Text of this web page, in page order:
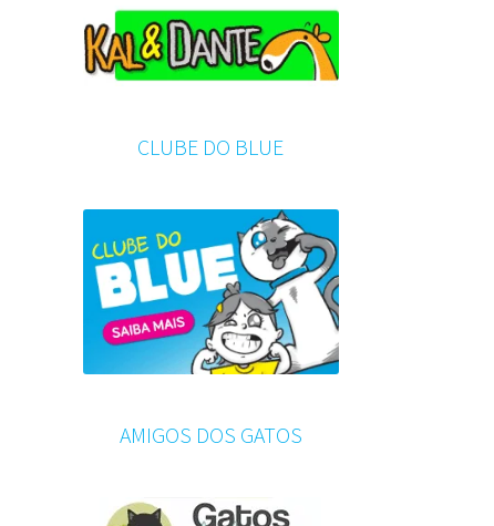
CLUBE DO BLUE
AMIGOS DOS GATOS